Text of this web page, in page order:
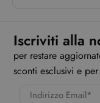
Iscriviti alla
per restare
sconti esclusivi e